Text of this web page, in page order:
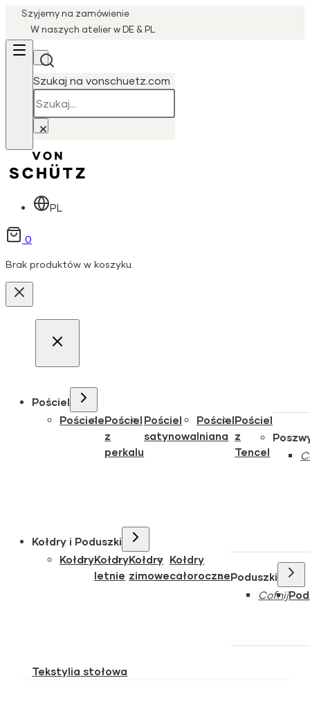
Szyjemy na zamówienie
W naszych atelier w DE & PL
Szukaj na vonschuetz.com
×
PL
0
Brak produktów w koszyku.
Pościel
PościelePościel
z
perkalu
Pościel
satynowa
Pościel
lniana
Pościel
z
Tencel
Kołdry i Poduszki
KołdryKołdry
letnie
Kołdry
zimowe
Kołdry
całorocznePoduszki
Cofnij
Tekstylia stołowa